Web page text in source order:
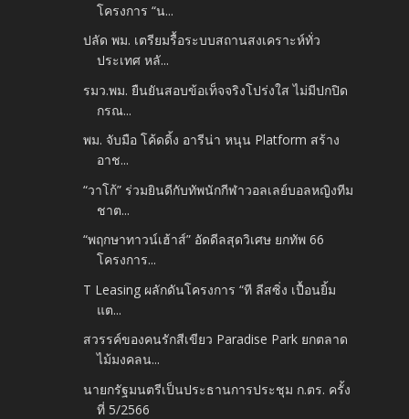
โครงการ “น...
ปลัด พม. เตรียมรื้อระบบสถานสงเคราะห์ทั่ว
ประเทศ หลั...
รมว.พม. ยืนยันสอบข้อเท็จจริงโปร่งใส ไม่มีปกปิด
กรณ...
พม. จับมือ โค้ดดิ้ง อารีน่า หนุน Platform สร้าง
อาช...
“วาโก้” ร่วมยินดีกับทัพนักกีฬาวอลเลย์บอลหญิงทีม
ชาต...
“พฤกษาทาวน์เฮ้าส์” อัดดีลสุดวิเศษ ยกทัพ 66
โครงการ...
T Leasing ผลักดันโครงการ “ที ลีสซิ่ง เปื้อนยิ้ม
แต...
สวรรค์ของคนรักสีเขียว Paradise Park ยกตลาด
ไม้มงคลน...
นายกรัฐมนตรีเป็นประธานการประชุม ก.ตร. ครั้ง
ที่ 5/2566